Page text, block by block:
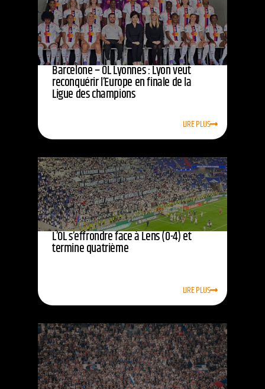
Barcelone – OL Lyonnes : Lyon veut
reconquérir l’Europe en finale de la
Ligue des champions
LIRE PLUS
L’OL s’effrondre face à Lens (0-4) et
termine quatrième
LIRE PLUS